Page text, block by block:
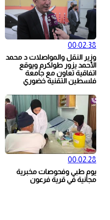
00:02:38
وزير النقل والمواصلات د محمد
الأحمد يزور طولكرم ويوقع
اتفاقية تعاون مع جامعة
فلسطين التقنية خضوري
00:02:28
يوم طبي وفحوصات مخبرية
مجانية في قرية فرعون